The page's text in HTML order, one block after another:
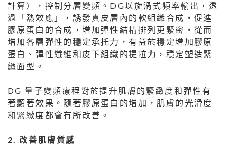
計算），控制分層變頻。DG以旋渦式頻率輸出，透
過「熱效應」，誘發真皮層內的軟組織合成，促進
膠原蛋白的合成，增加彈性結構排列更緊密，從而
增加各層彈性的穩定承托力，有益於穩定增加膠原
蛋白、彈性纖維和皮下組織的提拉力，穩定塑造緊
緻面型。
DG 量子變頻療程對於提升肌膚的緊緻度和彈性有
著顯著效果。隨著膠原蛋白的增加，肌膚的光滑度
和緊緻度都會有所改善。
2. 改善肌膚質感